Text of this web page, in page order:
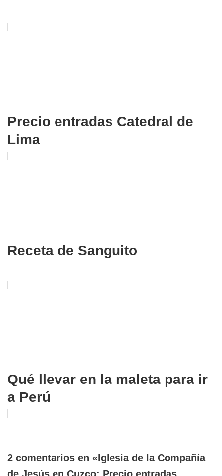
Precio entradas Catedral de
Lima
Receta de Sanguito
Qué llevar en la maleta para ir
a Perú
2 comentarios en «Iglesia de la Compañía
de Jesús en Cuzco: Precio entradas,